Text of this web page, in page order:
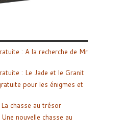
: A la recherche de Mr
: Le Jade et le Granit
pour les énigmes et
chasse au trésor
nouvelle chasse au